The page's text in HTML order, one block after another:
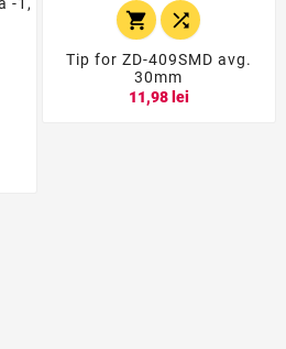
 
Tip for ZD-409SMD avg.
30mm
11,98 lei